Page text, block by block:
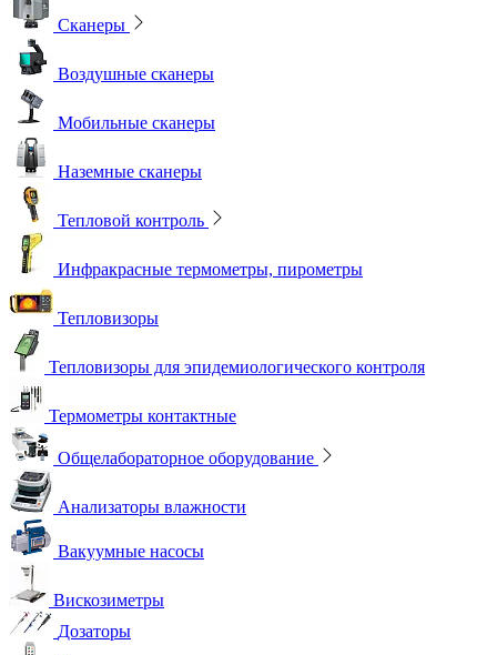
Сканеры
Воздушные сканеры
Мобильные сканеры
Наземные сканеры
Тепловой контроль
Инфракрасные термометры, пирометры
Тепловизоры
Тепловизоры для эпидемиологического контроля
Термометры контактные
Общелабораторное оборудование
Анализаторы влажности
Вакуумные насосы
Вискозиметры
Дозаторы